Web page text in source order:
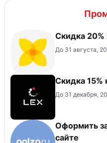
Скидка 20%
До 31 августа,
Скидка 15%
До 31 декабря,
Оформить
сайте